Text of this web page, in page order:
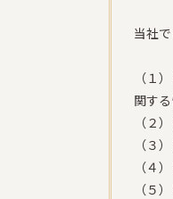
当社
（１
関す
（２
（３
（４
（５